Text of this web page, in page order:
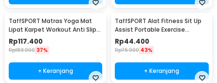
TaffSPORT Matras Yoga Mat
Lipat Karpet Workout Anti Slip
TPE 183x61cm - PROlite 60
Rp117.400
Rp183.900 37%
+ Keranjang
TaffSPORT Alat Fitness Sit Up
Assist Portable Exercise
Equipment - CM001
Rp44.400
Rp76.900 43%
+ Keranjang